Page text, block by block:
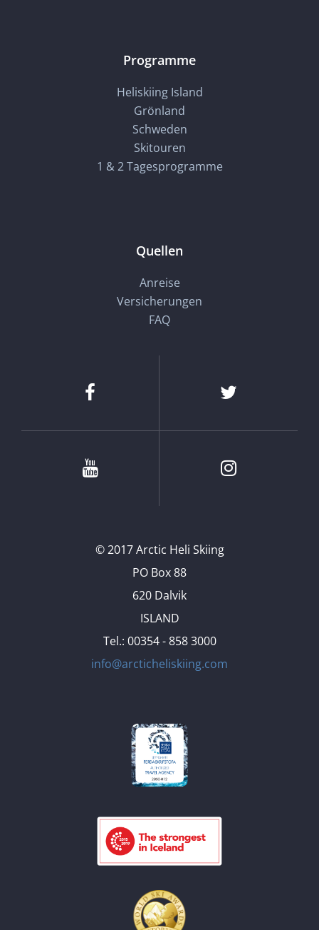
Programme
Heliskiing Island
Grönland
Schweden
Skitouren
1 & 2 Tagesprogramme
Quellen
Anreise
Versicherungen
FAQ
Facebook Twitter
Youtube Instagram
© 2017 Arctic Heli Skiing
PO Box 88
620 Dalvik
ISLAND
Tel.: 00354 - 858 3000
info@arcticheliskiing.com